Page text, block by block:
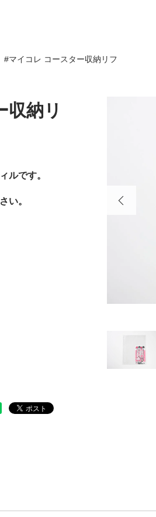
#マイコレ コースター収納リフ
納リ
ルです。
い。